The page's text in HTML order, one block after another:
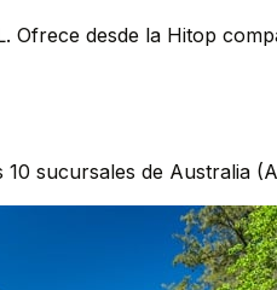
Ofrece desde la Hitop
sucursales de Australia